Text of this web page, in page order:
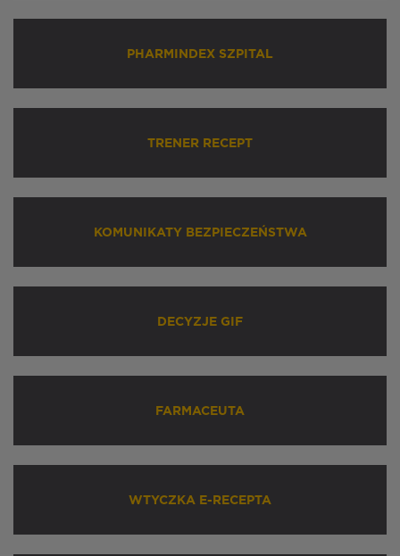
PHARMINDEX SZPITAL
TRENER RECEPT
KOMUNIKATY BEZPIECZEŃSTWA
DECYZJE GIF
FARMACEUTA
WTYCZKA E-RECEPTA